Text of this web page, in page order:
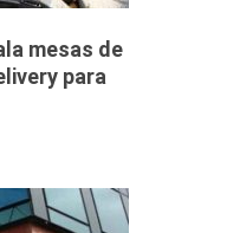
mesas de
para